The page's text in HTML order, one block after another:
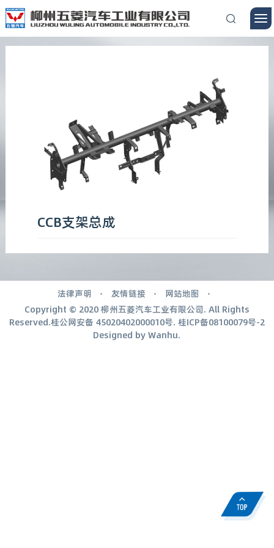
CCB支架总成
法律声明 友情链接
网站地图
Copyright © 2020 柳州五菱汽车工业有限公司. All Rights
Reserved.桂公网安备 45020402000010号. 桂ICP备08100079号-2
Designed byWanhu.